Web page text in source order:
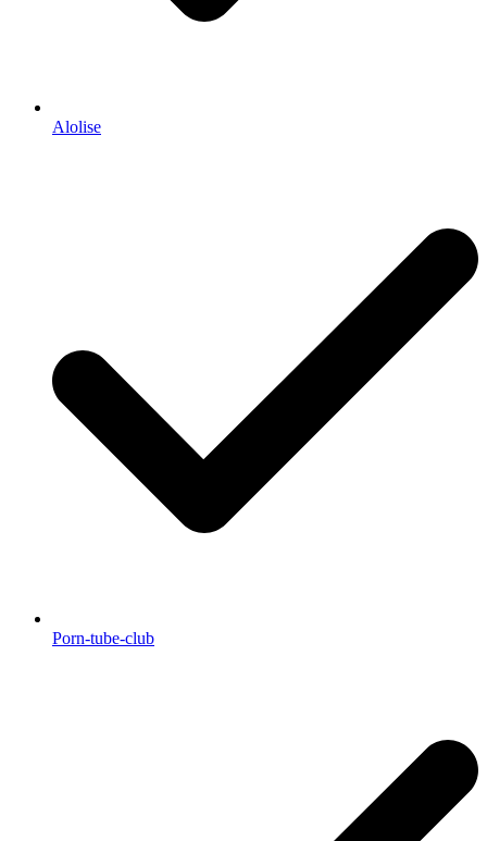
Alolise
Porn-tube-club